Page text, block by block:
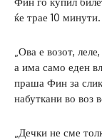
ќе трае 10 минути.
„Ова е возот,
а има само еден
праша Фин за
набуткани во воз
„Дечки не сме